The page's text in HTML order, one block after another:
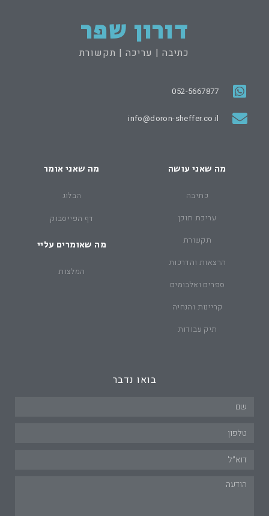
דורון שפר
כתיבה | עריכה | תקשורת
052-5667877
info@doron-sheffer.co.il
מה שאני עושה
כתיבה
עריכת תוכן
תקשורת
הרצאות והדרכות
ספרים ואלבומים
קריינות והנחיה
תיק עבודות
מה שאני אומר
הבלוג
דף הפייסבוק
מה שאומרים עליי
המלצות
בואו נדבר